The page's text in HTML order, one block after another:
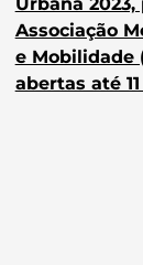
Associação
e Mobilidade
abertas até